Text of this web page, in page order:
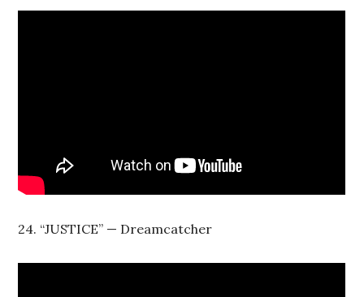
24. “JUSTICE” — Dreamcatcher